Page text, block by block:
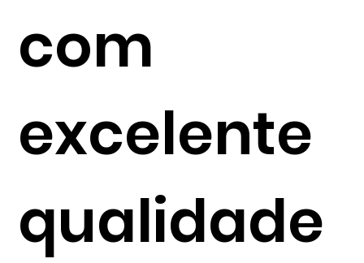
com
excelente
qualidade